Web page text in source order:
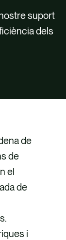
suport
dels
de
de
el
de
i